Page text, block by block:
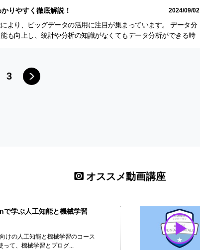
2024/09/02
りやすく徹底解説！
より、ビッグデータの活用に注目が集まっています。 データ分
も向上し、統計や分析の知識がなくてもデータ分析ができる時
3
オススメ動画講座
学ぶ人工知能と機械学習
けの人工知能と機械学習のコース
って、機械学習とプログ...